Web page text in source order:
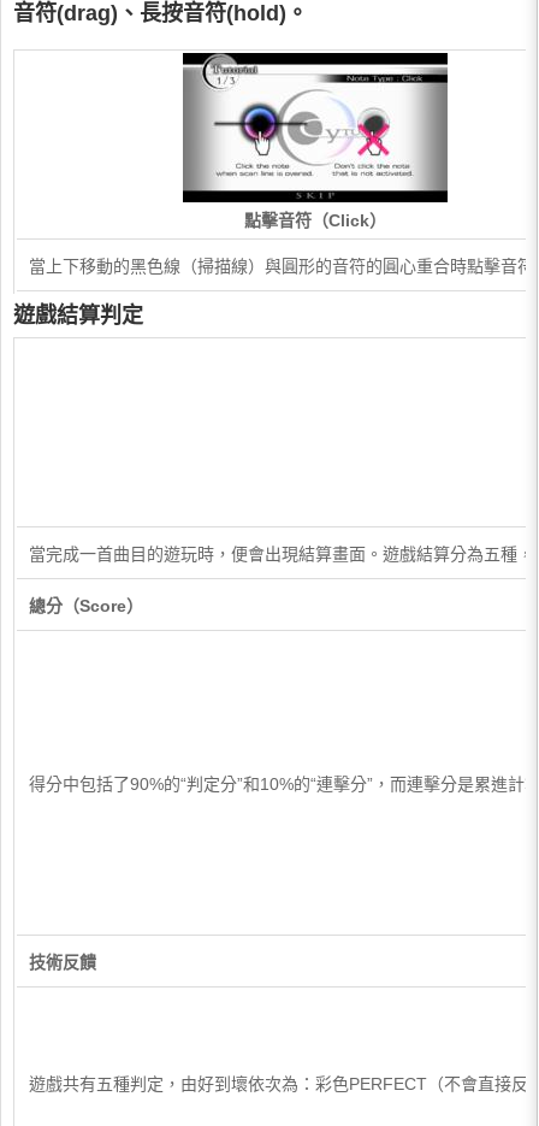
音符(drag)、 長按音符(hold)。
點擊音符（Click）
當上下移動的黑色線（掃描線）與圓形的音符的圓心重合時點擊音符
遊戲結算判定
當完成一首曲目的遊玩時，便會出現結算畫面。遊戲結算分為五種，
總分（Score）
得分中包括了90%的“判定分”和10%的“連擊分”，而連擊分是累進
技術反饋
遊戲共有五種判定，由好到壞依次為：彩色PERFECT（不會直接